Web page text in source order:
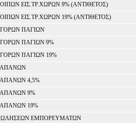
ΕΙΣ.ΤΡ.ΧΩΡΩΝ 9% (ΑΝΤΙΘΕΤΟΣ)
ΕΙΣ.ΤΡ.ΧΩΡΩΝ 19% (ΑΝΤΙΘΕΤΟΣ)
ΠΑΓΙΩΝ
ΠΑΓΙΩΝ 9%
ΠΑΓΙΩΝ 19%
4,5%
9%
19%
ΕΜΠΟΡΕΥΜΑΤΩΝ